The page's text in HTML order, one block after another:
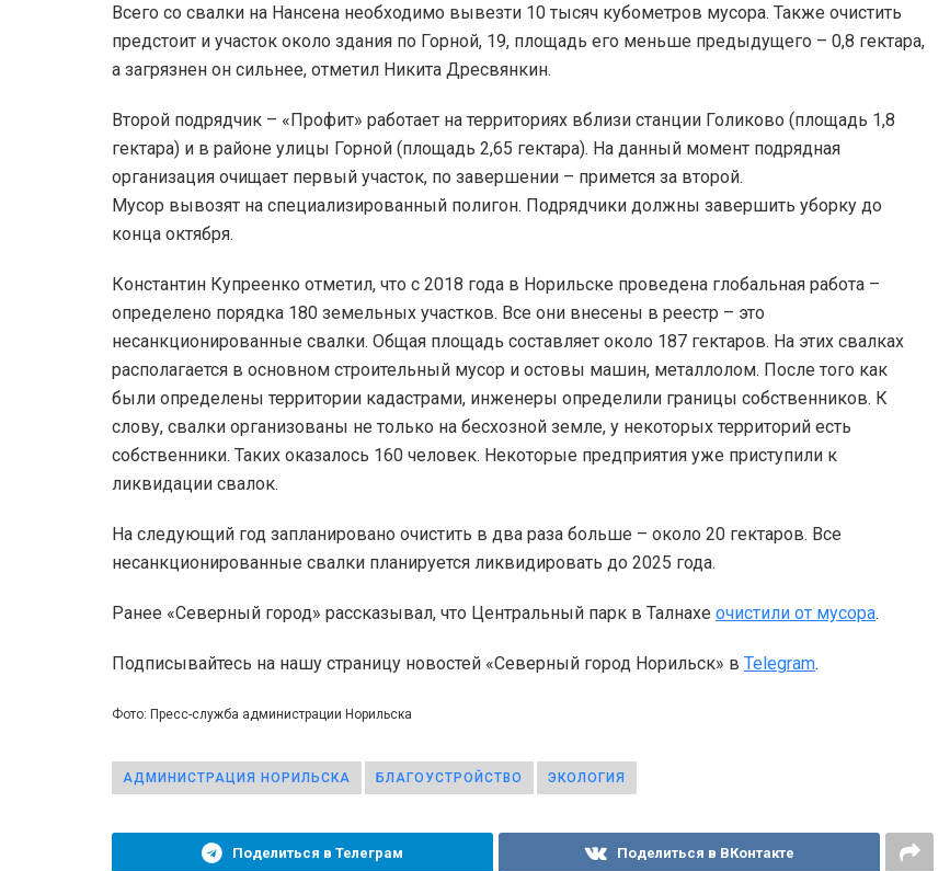
Всего со свалки на Нансена необходимо вывезти 10 тысяч кубометров мусора. Также очистить
предстоит и участок около здания по Горной, 19, площадь его меньше предыдущего – 0,8 гектара,
а загрязнен он сильнее, отметил Никита Дресвянкин.
Второй подрядчик – «Профит» работает на территориях вблизи станции Голиково (площадь 1,8
гектара) и в районе улицы Горной (площадь 2,65 гектара). На данный момент подрядная
организация очищает первый участок, по завершении – примется за второй.
Мусор вывозят на специализированный полигон. Подрядчики должны завершить уборку до
конца октября.
Константин Купреенко отметил, что с 2018 года в Норильске проведена глобальная работа –
определено порядка 180 земельных участков. Все они внесены в реестр – это
несанкционированные свалки. Общая площадь составляет около 187 гектаров. На этих свалках
располагается в основном строительный мусор и остовы машин, металлолом. После того как
были определены территории кадастрами, инженеры определили границы собственников. К
слову, свалки организованы не только на бесхозной земле, у некоторых территорий есть
собственники. Таких оказалось 160 человек. Некоторые предприятия уже приступили к
ликвидации свалок.
На следующий год запланировано очистить в два раза больше – около 20 гектаров. Все
несанкционированные свалки планируется ликвидировать до 2025 года.
Ранее «Северный город» рассказывал, что Центральный парк в Талнахе очистили от мусора.
Подписывайтесь на нашу страницу новостей «Северный город Норильск» в Telegram.
Фото: Пресс-служба администрации Норильска
АДМИНИСТРАЦИЯ НОРИЛЬСКА БЛАГОУСТРОЙСТВО ЭКОЛОГИЯ
Поделиться в Телеграм Поделиться в ВКонтакте